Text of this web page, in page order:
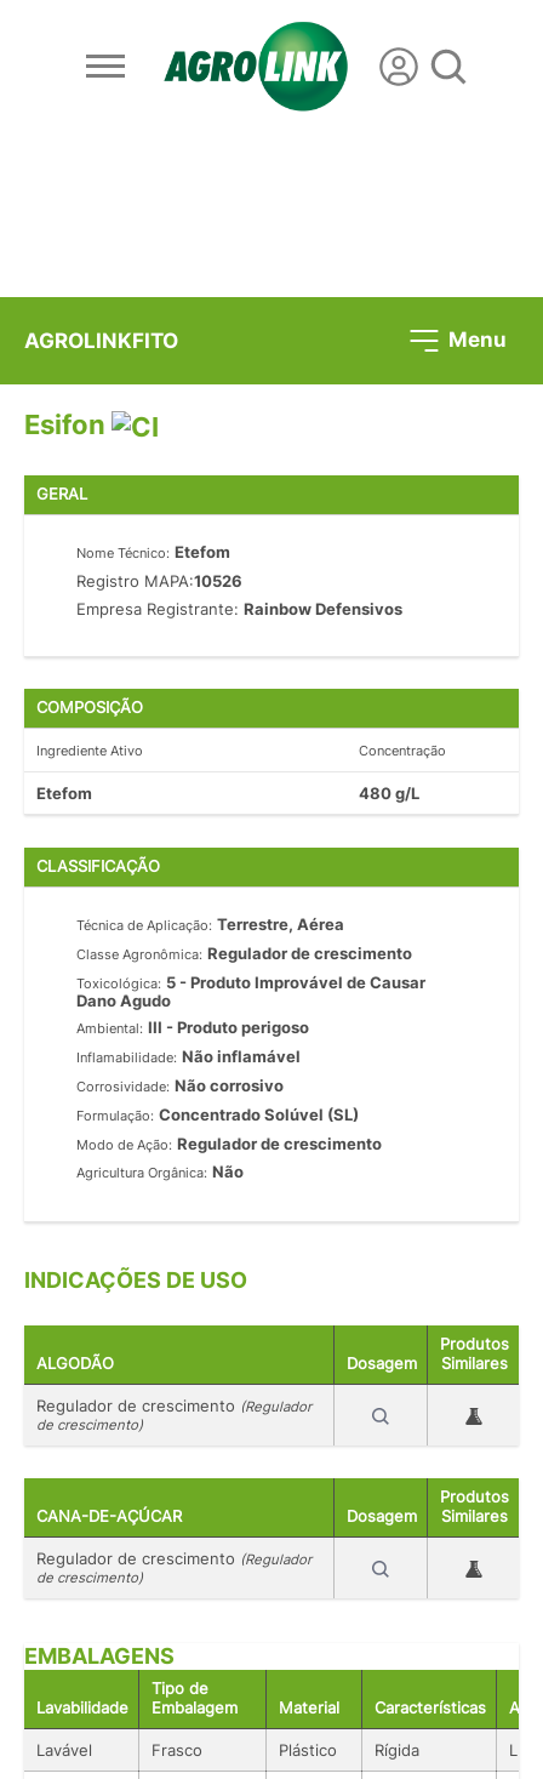
AGROLINKFITO Menu
Esifon
GERAL
Nome Técnico: Etefom
Registro MAPA:10526
Empresa Registrante:Rainbow Defensivos
COMPOSIÇÃO
Ingrediente Ativo Concentração
Etefom 480 g/L
CLASSIFICAÇÃO
Técnica de Aplicação: Terrestre, Aérea
Classe Agronômica: Regulador de crescimento
Toxicológica: 5 - Produto Improvável de Causar
Dano Agudo
Ambiental: III - Produto perigoso
Inflamabilidade: Não inflamável
Corrosividade: Não corrosivo
Formulação: Concentrado Solúvel (SL)
Modo de Ação: Regulador de crescimento
Agricultura Orgânica: Não
INDICAÇÕES DE USO
ALGODÃO Dosagem
Produtos
Similares
Regulador de crescimento (Regulador
de crescimento)
CANA-DE-AÇÚCAR Dosagem
Produtos
Similares
Regulador de crescimento (Regulador
de crescimento)
EMBALAGENS
Lavabilidade
Tipo de
Embalagem
Material Características
Lavável Frasco Plástico Rígida